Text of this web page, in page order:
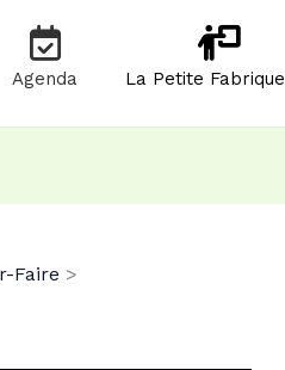
Agenda La Petite Fabrique
Faire